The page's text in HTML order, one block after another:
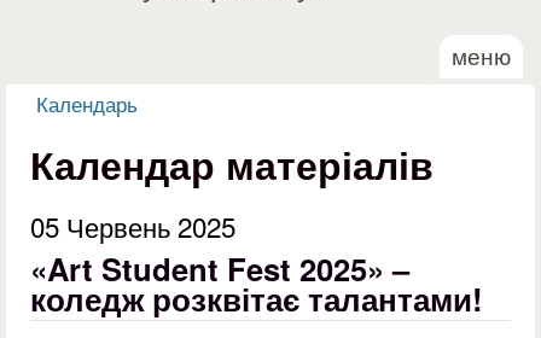
меню
Ви є тут
Календарь
Календар матеріалів
05 Червень 2025
«Art Student Fest 2025» –
коледж розквітає талантами!